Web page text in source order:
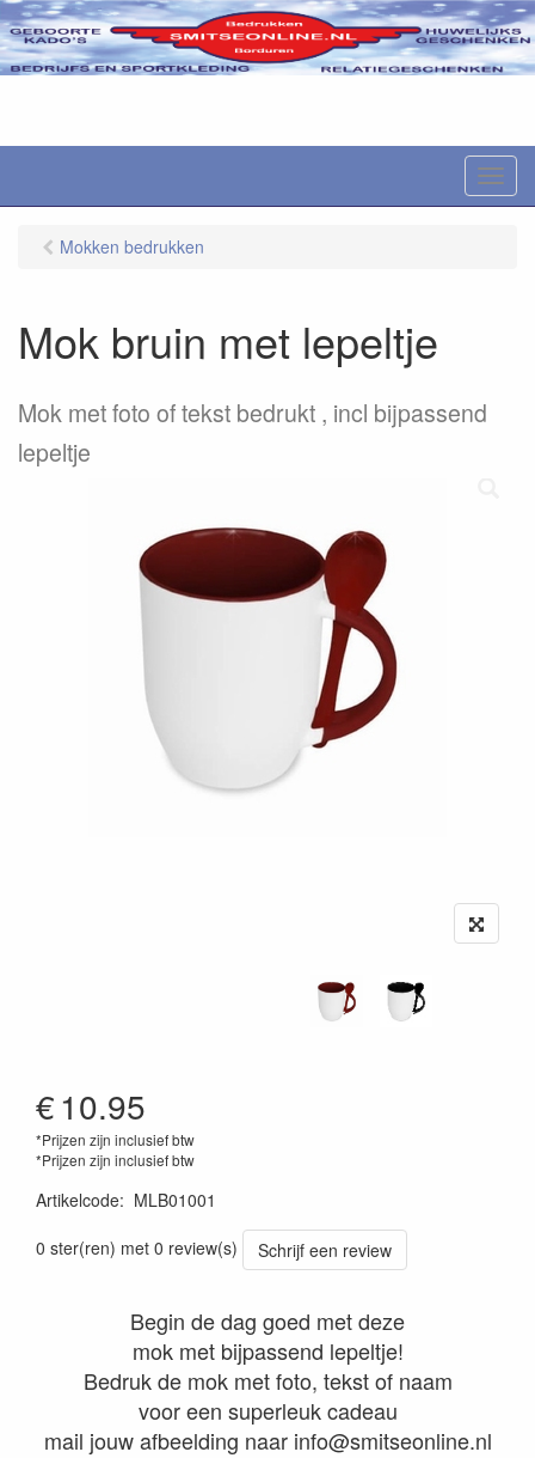
M
e
Mokken bedrukken
Mok bruin met lepeltje
Mok met foto of tekst bedrukt , incl bijpassend
lepeltje
€10.95
*Prijzen zijn inclusief btw
*Prijzen zijn inclusief btw
Artikelcode: MLB01001
0 ster(ren) met 0 review(s)
Schrijf een review
Begin de dag goed met deze
mok met bijpassend lepeltje!
Bedruk de mok met foto, tekst of naam
voor een superleuk cadeau
mail jouw afbeelding naar info@smitseonline.nl